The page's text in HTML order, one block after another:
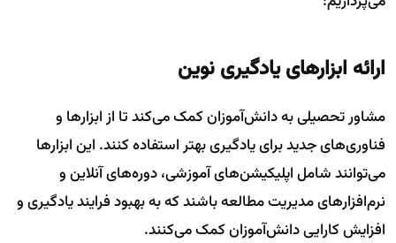
ارائه ابزارهای یادگیری نوین
مشاور تحصیلی به دانش‌آموزان کمک می‌کند تا از ابزارها و
فناوری‌های جدید برای یادگیری بهتر استفاده کنند. این ابزارها
می‌توانند شامل اپلیکیشن‌های آموزشی، دوره‌های آنلاین و
نرم‌افزارهای مدیریت مطالعه باشند که به بهبود فرایند یادگیری و
افزایش کارایی دانش‌آموزان کمک می‌کنند.